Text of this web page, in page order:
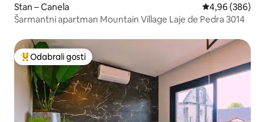
Stan – Canela Prosječna
4,96 (386)
Šarmantni apartman Mountain Village Laje de Pedra 3014
Među najviše rangiranima s oznakom „Odabrali gosti”
Odabrali gosti